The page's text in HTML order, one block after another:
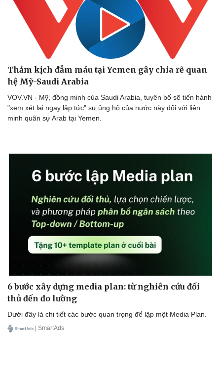
Thể thao
Bóng đá
Lịch thi đấu bóng đá
Thế giới thể thao
Hậu trường
Ô tô - Xe máy
Ô tô
Xe máy
Tư vấn
Thảm kịch đẫm máu tại Yemen gây chia rẽ quan
hệ Mỹ-Saudi Arabia
VOV.VN - Mỹ, đồng minh của Saudi Arabia, tuyên bố sẽ tiến hành
"xem xét lại ngay lập tức" sự ủng hộ của nước này đối với liên
minh quân sự Arab tại Yemen.
6 bước xây dựng media plan: từ nghiên cứu đối
thủ đến đo lường
Dưới đây là chi tiết các bước quan trọng để lập một Media Plan.
| SmartAds